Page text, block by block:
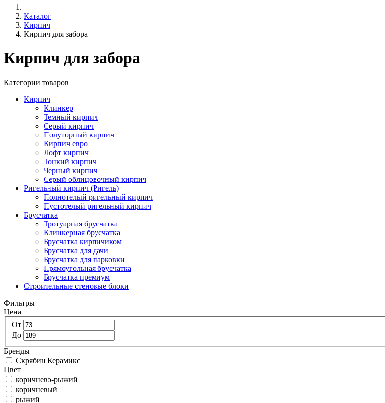
Каталог
Кирпич
Кирпич для забора
Кирпич для забора
Категории товаров
Кирпич
Клинкер
Темный кирпич
Серый кирпич
Полуторный кирпич
Кирпич евро
Лофт кирпич
Тонкий кирпич
Черный кирпич
Серый облицовочный кирпич
Ригельный кирпич (Ригель)
Полнотелый ригельный кирпич
Пустотелый ригельный кирпич
Брусчатка
Тротуарная брусчатка
Клинкерная брусчатка
Брусчатка кирпичиком
Брусчатка для дачи
Брусчатка для парковки
Прямоугольная брусчатка
Брусчатка премиум
Строительные стеновые блоки
Фильтры
Цена
От
До
Бренды
Скрябин Керамикс
Цвет
коричнево-рыжий
коричневый
рыжий